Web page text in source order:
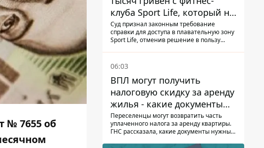
№ 7655 об
клуба Sport Life, который не
пускал ее в бассейн без
медицинской справки –
Суд признал законным требование
справки для доступа в плавательную зону
Sport Life, отменив решение в пользу
06:03
ВПЛ могут получить
налоговую скидку за аренду
жилья - какие документы
подать
Переселенцы могут возвратить часть
уплаченного налога за аренду квартиры.
ГНС рассказала, какие документы нужны